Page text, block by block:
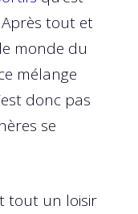
Après tout et
monde du
mélange
donc pas
se
tout un loisir